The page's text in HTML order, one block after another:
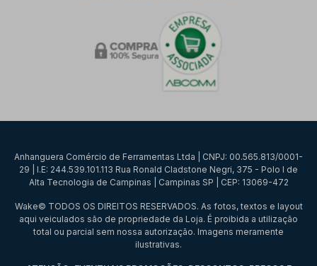
Anhanguera Comércio de Ferramentas Ltda | CNPJ: 00.565.813/0001-
29 | I.E: 244.539.101.113 Rua Ronald Cladstone Negri, 375 - Polo I de
Alta Tecnologia de Campinas | Campinas SP | CEP: 13069-472
Wake© TODOS OS DIREITOS RESERVADOS. As fotos, textos e layout
aqui veiculados são de propriedade da Loja. É proibida a utilização
total ou parcial sem nossa autorização. Imagens meramente
ilustrativas.